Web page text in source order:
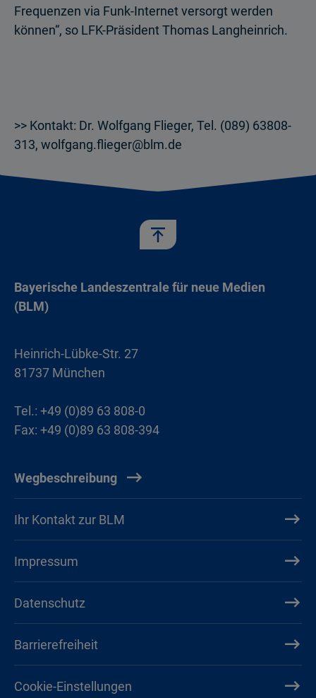
Frequenzen via Funk-Internet versorgt werden
können“, so LFK-Präsident Thomas Langheinrich.
>> Kontakt: Dr. Wolfgang Flieger, Tel. (089) 63808-
313, wolfgang.flieger@blm.de
Bayerische Landeszentrale für neue Medien
(BLM)
Heinrich-Lübke-Str. 27
81737 München
Tel.: +49 (0)89 63 808-0
Fax: +49 (0)89 63 808-394
Wegbeschreibung
Ihr Kontakt zur BLM
Impressum
Datenschutz
Barrierefreiheit
Cookie-Einstellungen